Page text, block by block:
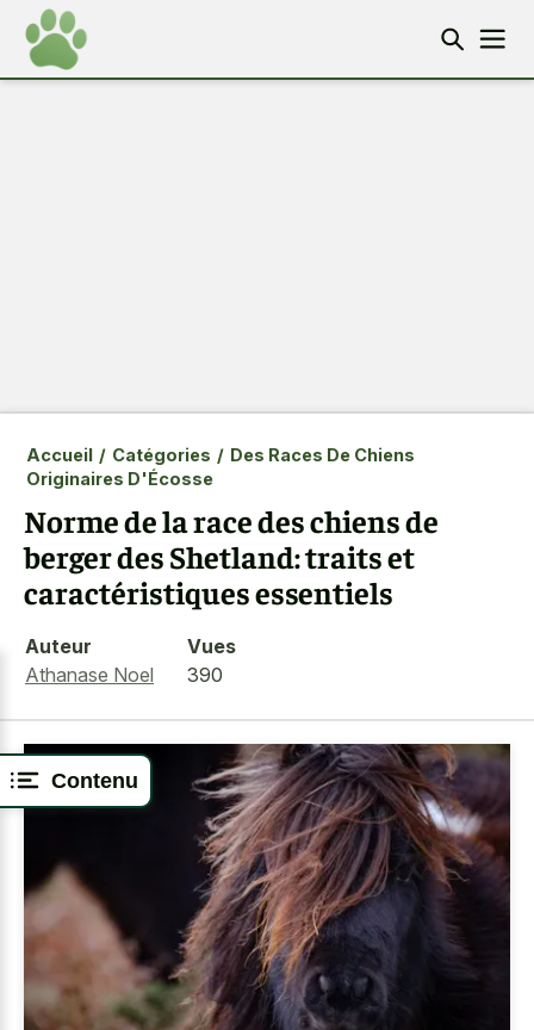
Contenu
Accueil / Catégories / Des Races De Chiens
Originaires D'Écosse
Norme de la race des chiens de
berger des Shetland: traits et
caractéristiques essentiels
Auteur
Athanase Noel
Vues
390